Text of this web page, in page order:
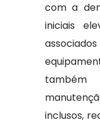
com a
iniciais
inclusos,